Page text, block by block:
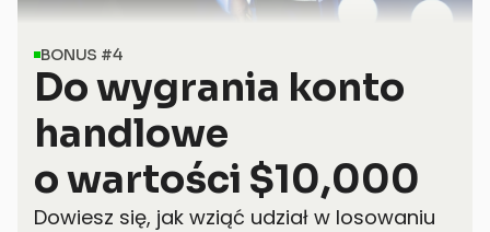
BONUS #4
Do wygrania konto
handlowe
o wartości $10,000
Dowiesz się, jak wziąć udział w losowaniu